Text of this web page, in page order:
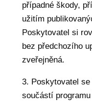
případné škody,
užitím
Poskytovatel si
bez předchozího
zveřejněná.
3. Poskytovatel
součástí